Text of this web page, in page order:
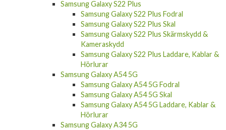
Samsung Galaxy S22 Plus
Samsung Galaxy S22 Plus Fodral
Samsung Galaxy S22 Plus Skal
Samsung Galaxy S22 Plus Skärmskydd &
Kameraskydd
Samsung Galaxy S22 Plus Laddare, Kablar &
Hörlurar
Samsung Galaxy A54 5G
Samsung Galaxy A54 5G Fodral
Samsung Galaxy A54 5G Skal
Samsung Galaxy A54 5G Laddare, Kablar &
Hörlurar
Samsung Galaxy A34 5G